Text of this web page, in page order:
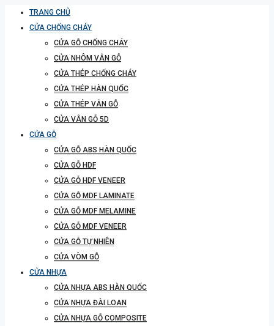
TRANG CHỦ
CỬA CHỐNG CHÁY
CỬA GỖ CHỐNG CHÁY
CỬA NHÔM VÂN GỖ
CỬA THÉP CHỐNG CHÁY
CỬA THÉP HÀN QUỐC
CỬA THÉP VÂN GỖ
CỬA VÂN GỖ 5D
CỬA GỖ
CỬA GỖ ABS HÀN QUỐC
CỬA GỖ HDF
CỬA GỖ HDF VENEER
CỬA GỖ MDF LAMINATE
CỬA GỖ MDF MELAMINE
CỬA GỖ MDF VENEER
CỬA GỖ TỰ NHIÊN
CỬA VÒM GỖ
CỬA NHỰA
CỬA NHỰA ABS HÀN QUỐC
CỬA NHỰA ĐÀI LOAN
CỬA NHỰA GỖ COMPOSITE